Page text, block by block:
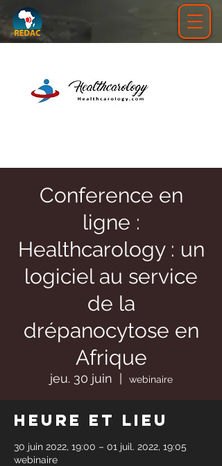
Conference en
ligne :
Healthcarology : un
logiciel au service
de la
drépanocytose en
Afrique
jeu. 30 juin webinaire
Heure et lieu
30 juin 2022, 19:00 – 01 juil. 2022, 19:05
webinaire